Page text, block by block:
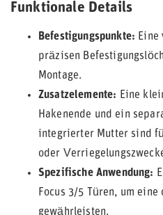
Funktionale Details
Befestigungspunkte:
präzisen
Montage.
Zusatzelemente: Eine
Hakenende und ein
integrierter Mutter sind
oder
Spezifische Anwendung:
Focus 3/5 Türen, um
gewährleisten.